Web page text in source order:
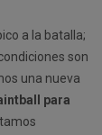
a la batalla;
son
una nueva
para